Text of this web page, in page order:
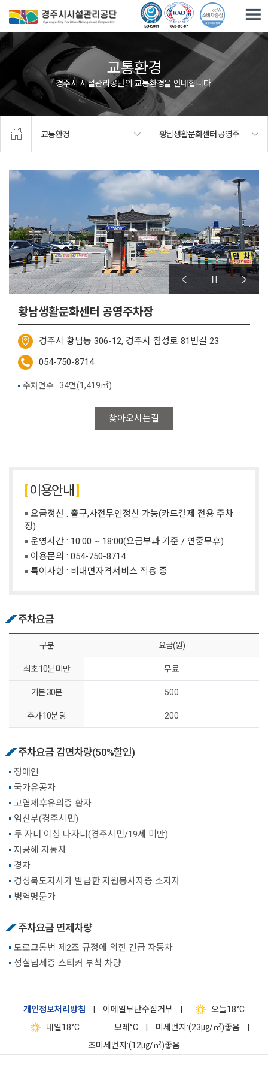
교통환경
경주시 시설관리공단의 교통환경을 안내합니다.
교통환경 황남생활문화센터 공영주차장
황남생활문화센터 공영주차장
경주시 황남동 306-12, 경주시 첨성로 81번길 23
054-750-8714
찾아오시는길
주차면수 : 34면(1,419㎡)
이용안내
요금정산 : 출구,사전무인정산 가능(카드결제 전용 주차
장)
운영시간 : 10:00 ~ 18:00(요금부과 기준 / 연중무휴)
이용문의 : 054-750-8714
특이사항 : 비대면자격서비스 적용 중
주차요금
구분 요금(원)
최초 10분 미만 무료
기본 30분 500
추가 10분 당 200
주차요금 감면차량(50%할인)
장애인
국가유공자
고엽제후유의증 환자
임산부(경주시민)
두 자녀 이상 다자녀(경주시민/19세 미만)
저공해 자동차
경차
경상북도지사가 발급한 자원봉사자증 소지자
병역명문가
주차요금 면제차량
도로교통법 제2조 규정에 의한 긴급 자동차
성실납세증 스티커 부착 차량
개인정보처리방침 이메일무단수집거부 오늘18°C
내일18°C 모레 °C 미세먼지:(23㎍/㎥)좋음
초미세먼지:(12㎍/㎥)좋음